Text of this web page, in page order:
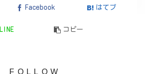
Facebook はてブ
LINE コピー